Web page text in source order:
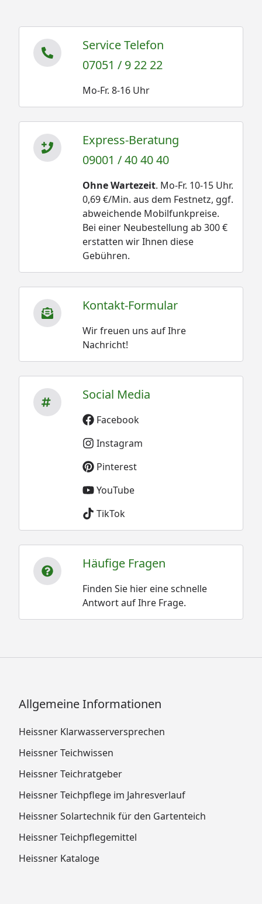
Service Telefon
07051 / 9 22 22
Mo-Fr. 8-16 Uhr
Express-Beratung
09001 / 40 40 40
Ohne Wartezeit. Mo-Fr. 10-15 Uhr.
0,69 €/Min. aus dem Festnetz, ggf.
abweichende Mobilfunkpreise.
Bei einer Neubestellung ab 300 €
erstatten wir Ihnen diese
Gebühren.
Kontakt-Formular
Wir freuen uns auf Ihre
Nachricht!
Social Media
Facebook
Instagram
Pinterest
YouTube
TikTok
Häufige Fragen
Finden Sie hier eine schnelle
Antwort auf Ihre Frage.
Allgemeine Informationen
Heissner Klarwasserversprechen
Heissner Teichwissen
Heissner Teichratgeber
Heissner Teichpflege im Jahresverlauf
Heissner Solartechnik für den Gartenteich
Heissner Teichpflegemittel
Heissner Kataloge